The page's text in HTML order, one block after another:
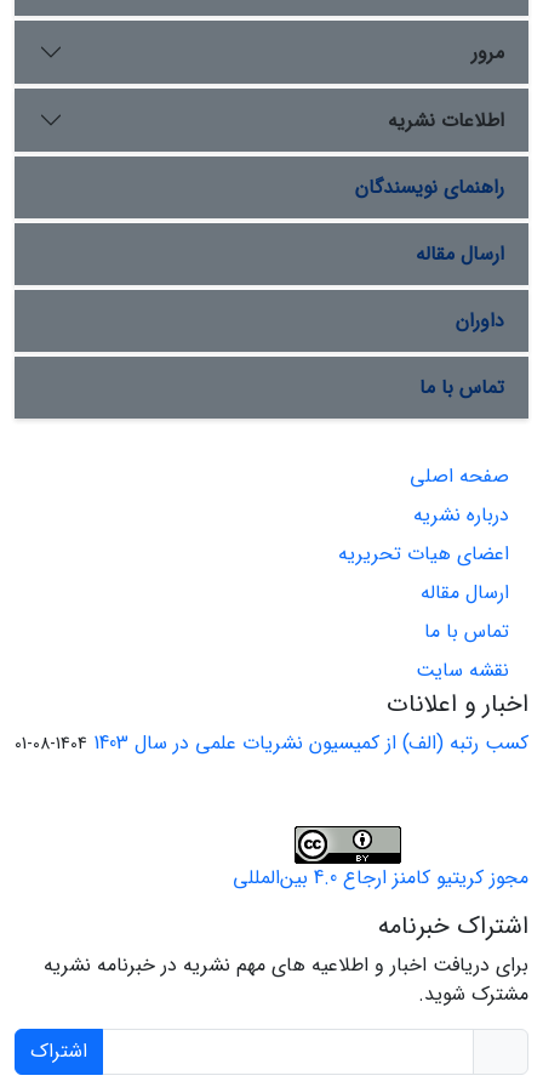
پرداخته‌اند. تحقیقات نشان می‌دهد مؤلفان اهتمام ویژه‌ای به
بررسی نیازهای فرهنگی در بعد فردی داشته‌اند؛ این در حالی
است که بعد اجتماعی نیازهای فرهنگی نیز در درجۀ اهمیت
بالایی قرار دارد.
مرور
اطلاعات نشریه
راهنمای نویسندگان
ارسال مقاله
داوران
تماس با ما
صفحه اصلی
درباره نشریه
اعضای هیات تحریریه
ارسال مقاله
تماس با ما
نقشه سایت
اخبار و اعلانات
کسب رتبه (الف) از کمیسیون نشریات علمی در سال 1403 1404-08-01
مجوز کریتیو کامنز ارجاع 4.0 بین‌المللی
اشتراک خبرنامه
برای دریافت اخبار و اطلاعیه های مهم نشریه در خبرنامه نشریه
مشترک شوید.
اشتراک